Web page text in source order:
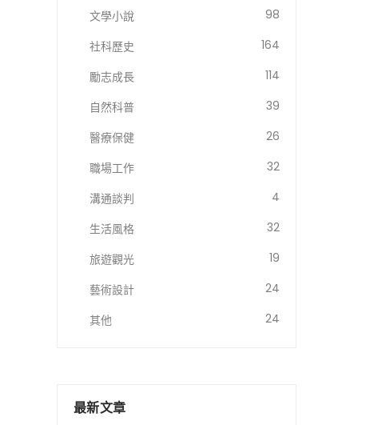
文學小說
98
社科歷史
164
勵志成長
114
自然科普
39
醫療保健
26
職場工作
32
溝通談判
4
生活風格
32
旅遊觀光
19
藝術設計
24
其他
24
最新文章